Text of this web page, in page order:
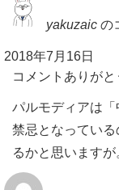
yakuzaic の
2018年7月16日
コメントありがと
パルモディアは
禁忌となってい
るかと思いますが